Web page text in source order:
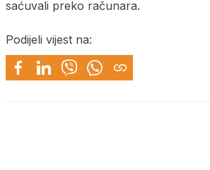
saćuvali preko računara.
Podijeli vijest na: